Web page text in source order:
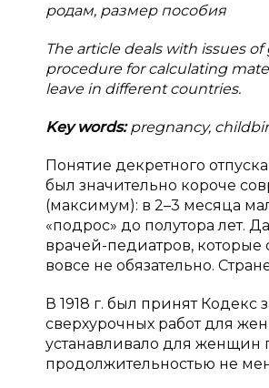
родам, размер пособия
The article deals with issues
procedure for calculating
leave in different countries.
Key words:pregnancy,
Понятие декретного
был значительно короче
(максимум): в 2–3 месяца
«подрос» до полутора лет.
врачей-педиатров, которые
вовсе не обязательно.
В 1918 г. был принят Кодекс
сверхурочных работ для
устанавливало для женщин
продолжительностью не